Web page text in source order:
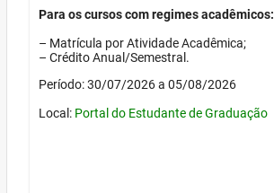
Para os cursos com regimes acadêmicos:
– Matrícula por Atividade Acadêmica;
– Crédito Anual/Semestral.
Período: 30/07/2026 a 05/08/2026
Local: Portal do Estudante de Graduação